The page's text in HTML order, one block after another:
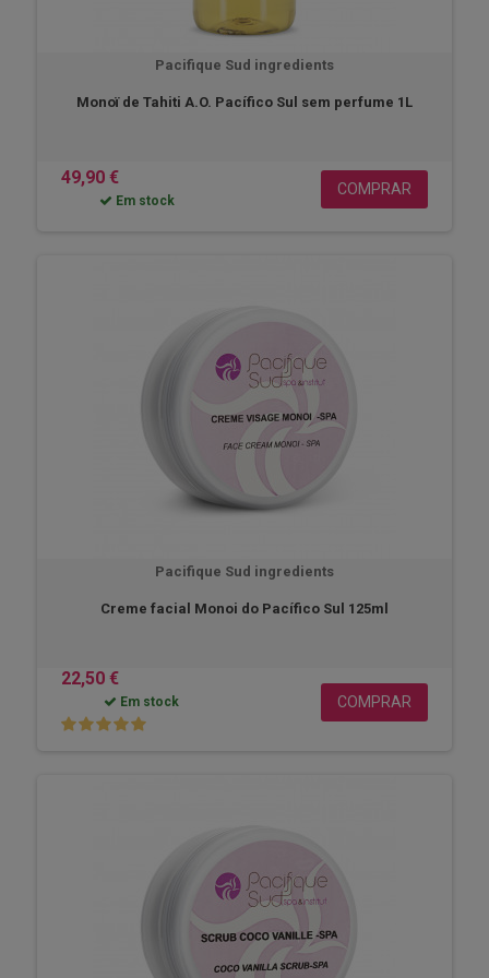
Pacifique Sud ingredients
Monoï de Tahiti A.O. Pacífico Sul sem perfume 1L
49,90 €
Em stock
COMPRAR
Pacifique Sud ingredients
Creme facial Monoi do Pacífico Sul 125ml
22,50 €
Em stock COMPRAR